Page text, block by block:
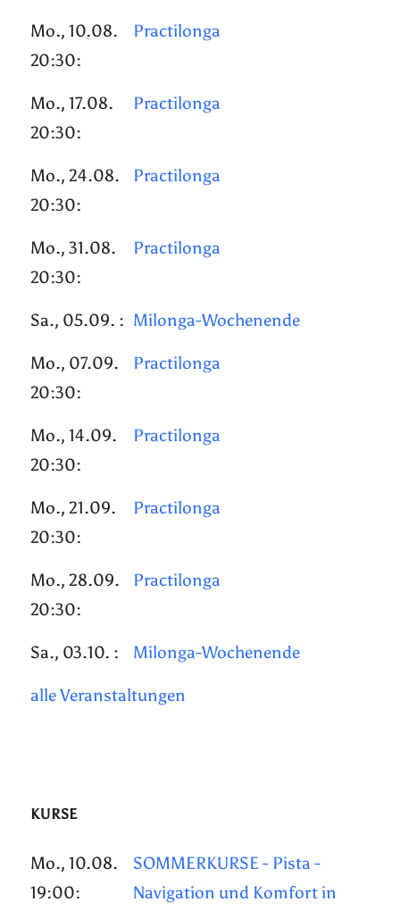
Mo., 10.08.
20:30:
Practilonga
Mo., 17.08.
20:30:
Practilonga
Mo., 24.08.
20:30:
Practilonga
Mo., 31.08.
20:30:
Practilonga
Sa., 05.09. : Milonga-Wochenende
Mo., 07.09.
20:30:
Practilonga
Mo., 14.09.
20:30:
Practilonga
Mo., 21.09.
20:30:
Practilonga
Mo., 28.09.
20:30:
Practilonga
Sa., 03.10. : Milonga-Wochenende
alle Veranstaltungen
KURSE
Mo., 10.08.
19:00:
SOMMERKURSE - Pista -
Navigation und Komfort in